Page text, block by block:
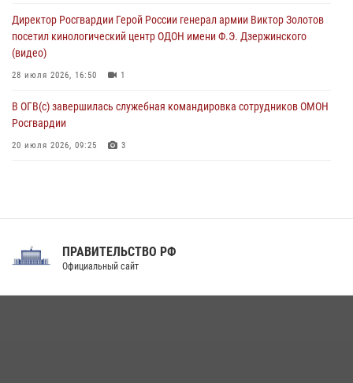
08 августа 2026, 09:29
Директор Росгвардии Герой России генерал армии Виктор Золотов
посетил кинологический центр ОДОН имени Ф.Э. Дзержинского
(видео)
28 июля 2026, 16:50 1
В ОГВ(с) завершилась служебная командировка сотрудников ОМОН
Росгвардии
20 июля 2026, 09:25 3
Праздник «Один день с Росгвардией» к 105-летию Центрального
ПРАВИТЕЛЬСТВО РФ
Официальный сайт